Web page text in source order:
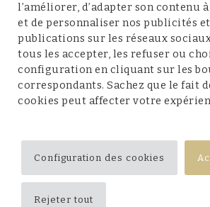
Conditions et mentions
l’améliorer, d’adapter son contenu
et de personnaliser nos publicités
publications sur les réseaux
tous les accepter, les refuser ou
configuration en cliquant sur les
correspondants. Sachez que le fait
cookies peut affecter votre
Configuration des cookies
Rejeter tout